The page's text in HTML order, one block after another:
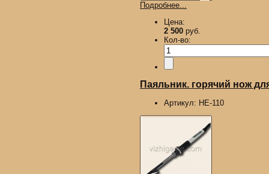
Подробнее...
Цена:
2 500 руб.
Кол-во:
Паяльник. горячий нож
Артикул: HE-110